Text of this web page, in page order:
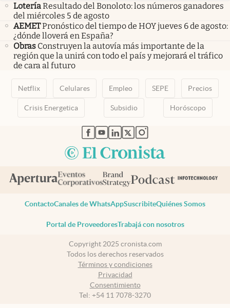
LoteríaResultado del Bonoloto: los números ganadores
del miércoles 5 de agosto
AEMETPronóstico del tiempo de HOY jueves 6 de agosto:
¿dónde lloverá en España?
Obras Construyen la autovía más importante de la
región que la unirá con todo el país y mejorará el tráfico
de cara al futuro
Netflix Celulares Empleo SEPE Precios
Crisis Energetica Subsidio Horóscopo
abre en nueva pestaña
abre en nueva pestaña
abre en nueva pestaña
abre en nueva pestaña
abre en nueva pestaña
ContactoCanales de WhatsAppSuscribiteQuiénes Somos
Portal de ProveedoresTrabajá con nosotros
Copyright 2025 cronista.com
Todos los derechos reservados
Términos y condiciones
Privacidad
Consentimiento
Tel: +54 11 7078-3270